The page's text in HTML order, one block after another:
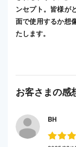
ンセプト。皆様が
面で使用するか想
たします。
お客さまの感
BH